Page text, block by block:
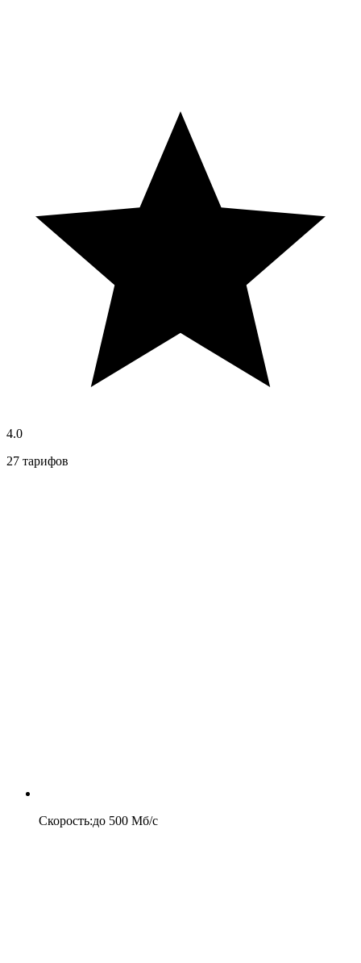
4.0
27 тарифов
Скорость:до 500 Мб/c